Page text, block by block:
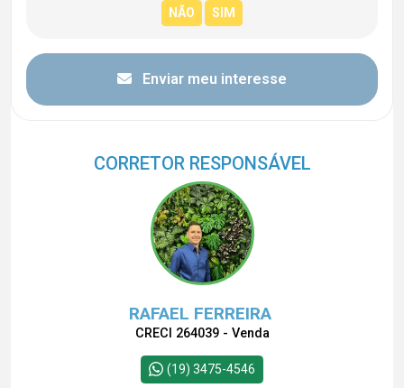
Enviar meu interesse
CORRETOR RESPONSÁVEL
RAFAEL FERREIRA
CRECI 264039 - Venda
(19) 3475-4546